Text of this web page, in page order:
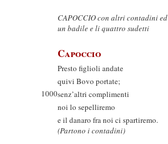
CAPOCCIO con altri contadini ed
un badile e li quattro sudetti
Capoccio
Presto figlioli andate
quivi Bovo portate;
1000senz’altri complimenti
noi lo sepelliremo
e il danaro fra noi ci spartiremo.
(Partono i contadini)